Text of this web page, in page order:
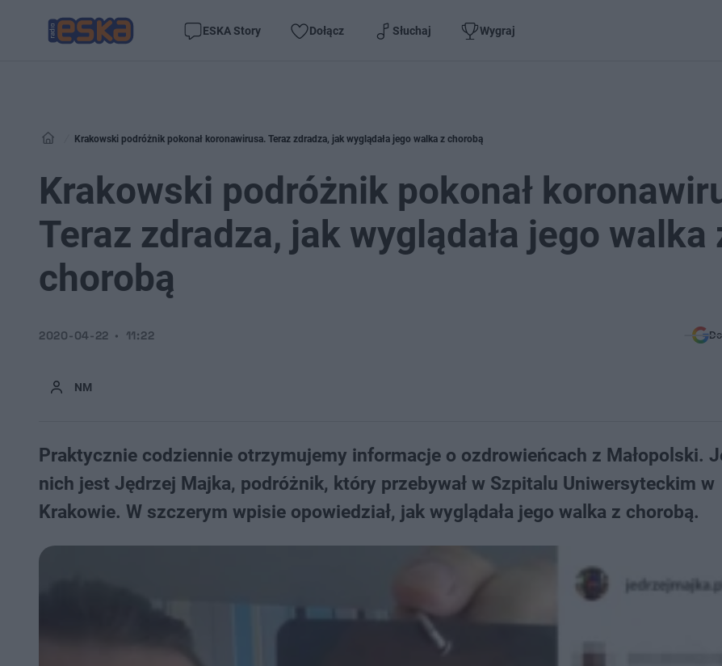
ESKA Story Dołącz Słuchaj Wygraj
Krakowski podróżnik pokonał koronawirusa. Teraz zdradza, jak wyglądała jego walka z chorobą
Krakowski podróżnik pokonał
Teraz zdradza, jak wyglądała jego walka
chorobą
NM
2020-04-22 11:22
Praktycznie codziennie otrzymujemy informacje o ozdrowieńcach z Małopolski.
nich jest Jędrzej Majka, podróżnik, który przebywał w Szpitalu Uniwersyteckim w
Krakowie. W szczerym wpisie opowiedział, jak wyglądała jego walka z chorobą.